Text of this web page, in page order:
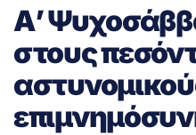
Α’
στους